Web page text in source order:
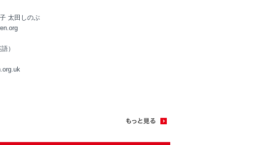
太田しのぶ
）